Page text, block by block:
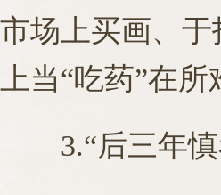
市场上买画、
上当“吃药”在所
3.“后三年慎